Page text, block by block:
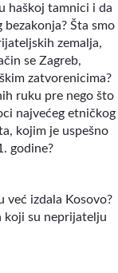
haškoj tamnici i da
Šta smo
zemalja,
se Zagreb,
zatvorenicima?
ruku pre nego što
najvećeg etničkog
kojim je uspešno
godine?
već izdala Kosovo?
koji su neprijatelju